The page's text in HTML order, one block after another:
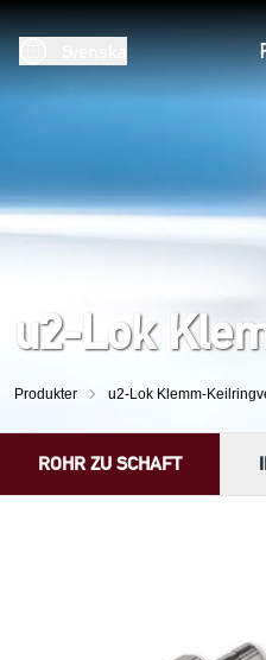
u2-Lok
Produkter u2-Lok Klemm-
ROHR ZU SCHAFT